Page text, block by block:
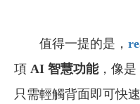
值得一提的是，
項 AI 智慧功能，像是
只需輕觸背面即可快